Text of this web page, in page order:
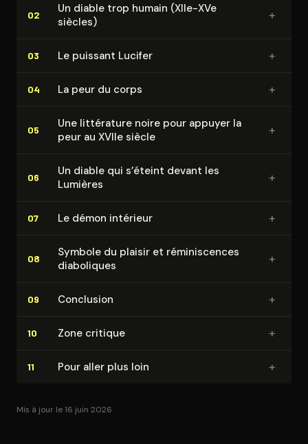
02
Un diable trop humain (XIIe-XVe
siècles)
+
03 Le puissant Lucifer +
04 La peur du corps +
05
Une littérature noire pour appuyer la
peur au XVIIe siècle
+
06
Un diable qui s’éteint devant les
Lumières
+
07 Le démon intérieur +
08
Symbole du plaisir et ré­mi­nis­cences
diaboliques
+
09 Conclusion +
10 Zone critique +
11 Pour aller plus loin +
Mis à jour le 16 juin 2026